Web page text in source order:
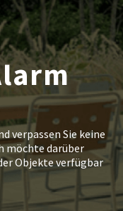
verpassen Sie keine
möchte darüber
Objekte verfügbar